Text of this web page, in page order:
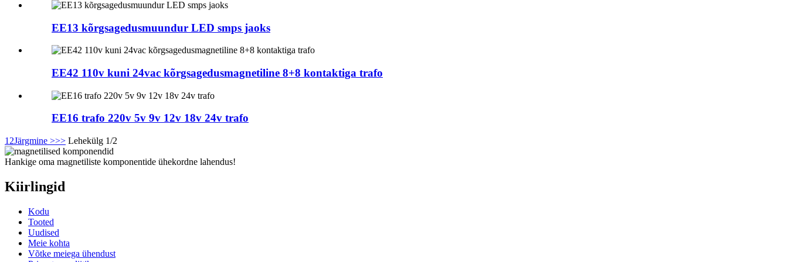
EE13 kõrgsagedusmuundur LED smps jaoks
EE42 110v kuni 24vac kõrgsagedusmagnetiline 8+8 kontaktiga trafo
EE16 trafo 220v 5v 9v 12v 18v 24v trafo
1 2Järgmine >>> Lehekülg 1/2
Hankige oma magnetiliste komponentide ühekordne lahendus!
Kiirlingid
Kodu
Tooted
Uudised
Meie kohta
Võtke meiega ühendust